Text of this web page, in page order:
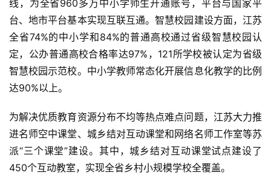
线，为全省960多万中小学师生开通账号，平台与国家平
台、地市平台基本实现互联互通。智慧校园建设方面，江苏
全省74%的中小学和84%的普通高校通过省级智慧校园认
定，公办普通高校合格率达97%，121所学校被认定为省级
智慧校园示范校。中小学教师常态化开展信息化教学的比例
达90%以上。
为解决优质教育资源分布不均等热点难点问题，江苏大力推
进名师空中课堂、城乡结对互动课堂和网络名师工作室等苏
派“三个课堂”建设。其中，城乡结对互动课堂试点建设了
450个互动教室，实现全省乡村小规模学校全覆盖。